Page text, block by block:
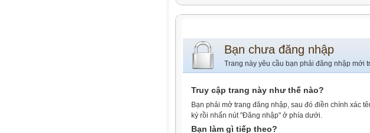
Bạn chưa đăng nhập
Trang này yêu cầu bạn phải đăng nhập mới
Truy cập trang này như thế nào?
Bạn phải mở trang đăng nhập, sau đó điền chính xác
ký rồi nhấn nút "Đăng nhập" ở phía dưới.
Bạn làm gì tiếp theo?